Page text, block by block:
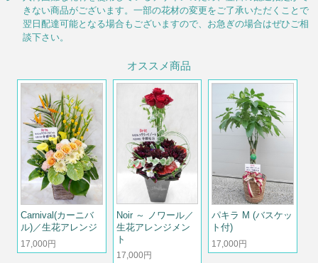
きない商品がございます。一部の花材の変更をご了承いただくことで
翌日配達可能となる場合もございますので、お急ぎの場合はぜひご相
談下さい。
オススメ商品
Carnival(カーニバ
ル)／生花アレンジ
17,000円
Noir ～ ノワール／
生花アレンジメン
ト
17,000円
パキラ M (バスケッ
ト付)
17,000円